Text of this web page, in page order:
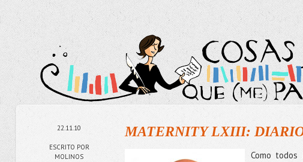
22.11.10
ESCRITO POR
MOLINOS
MATERNITY LXIII:
Como